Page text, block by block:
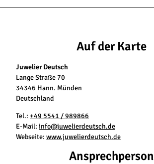
Auf der Karte
Juwelier Deutsch
Lange Straße 70
34346 Hann. Münden
Deutschland
Tel.: +49 5541 / 989866
E-Mail: info@juwelierdeutsch.de
Webseite: www.juwelierdeutsch.de
Ansprechperson